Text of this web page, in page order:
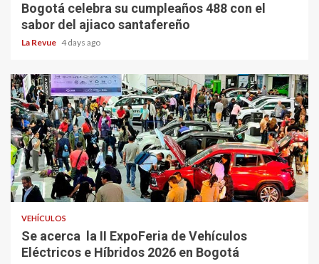
Bogotá celebra su cumpleaños 488 con el
sabor del ajiaco santafereño
La Revue 4 days ago
VEHÍCULOS
Se acerca la II ExpoFeria de Vehículos
Eléctricos e Híbridos 2026 en Bogotá